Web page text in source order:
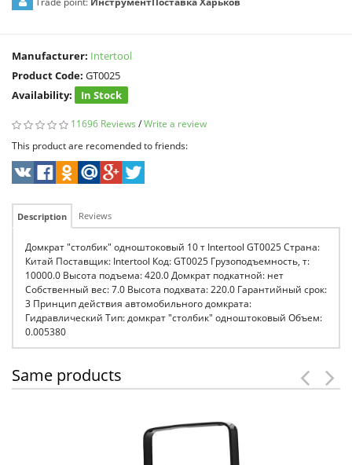
Manufacturer: Intertool
Product Code: GT0025
Availability:
In Stock
11696 Reviews /Write a review
This product are recomended to friends:
Description Reviews
Домкрат "столбик" одноштоковый 10 т Intertool GT0025 Страна:
Китай Поставщик: Intertool Код: GT0025 Грузоподъемность, т:
10000.0 Высота подъема: 420.0 Домкрат подкатной: нет
Собственный вес: 7.0 Высота подхвата: 220.0 Гарантийный срок:
3 Принцип действия автомобильного домкрата:
Гидравлический Тип: домкрат "столбик" одноштоковый Объем:
0.005380
Same products